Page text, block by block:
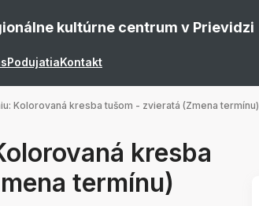
kultúrne centrum v Prievidzi
PodujatiaKontakt
Kolorovaná kresba tušom - zvieratá (Zmena termínu)
kresba
termínu)